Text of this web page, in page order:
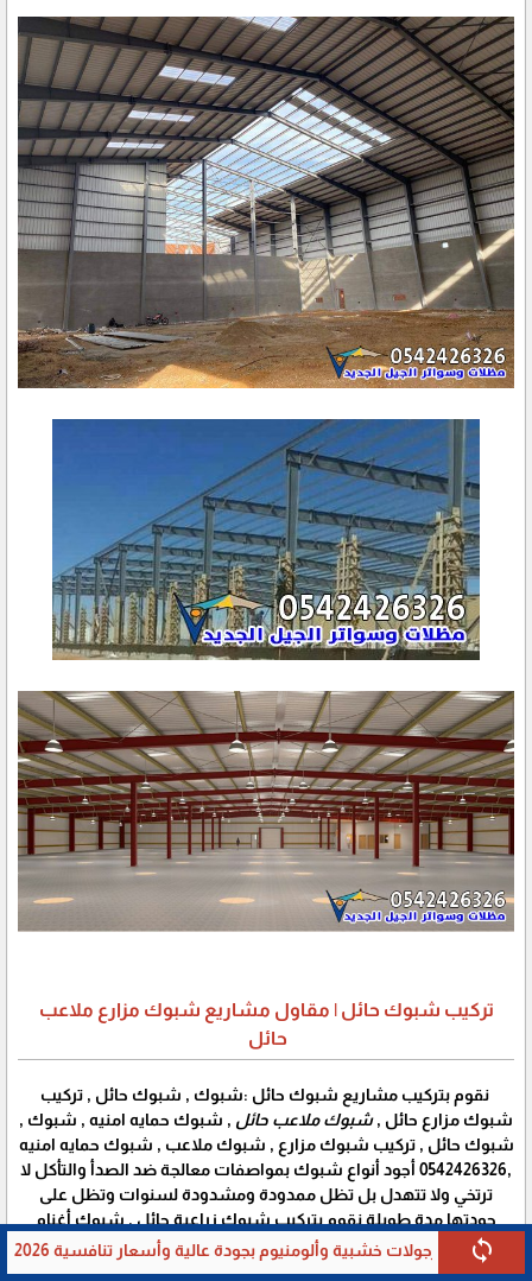
sync
بجودة عالية وأسعار تنافسية 2026 link مظلات وسواتر الشرقية |
تركيب شبوك حائل | مقاول مشاريع شبوك مزارع ملاعب
حائل
نقوم بتركيب مشاريع شبوك حائل :شبوك , شبوك حائل , تركيب
شبوك مزارع حائل ,شبوك ملاعب حائل , شبوك حمايه امنيه , شبوك ,
شبوك حائل , تركيب شبوك مزارع , شبوك ملاعب , شبوك حمايه امنيه
,0542426326 أجود أنواع شبوك بمواصفات معالجة ضد الصدأ والتأكل لا
ترتخي ولا تتهدل بل تظل ممدودة ومشدودة لسنوات وتظل على
جودتها مدة طويلة نقوم بتركيب شبوك زراعية حائل , شبوك أغنام
حائل , شبوك صناعية حائل , شبوك عادية حائل , شبوك مجلفنة حائل ,
عمل شبوك للأغنام حائل , الابل من انواع الشبك الاخضر والابيض